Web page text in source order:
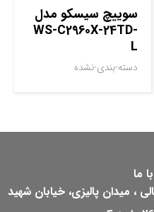
سوييچ سيسکو مدل
WS-C2960X-24TD-
L
دسته-بندی-نشده
ما
، میدان پالیزی، خیابان شهید